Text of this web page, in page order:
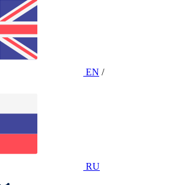
EN /
RU